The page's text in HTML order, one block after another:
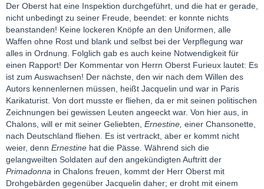
Der Oberst hat eine Inspektion durchgeführt, und die hat er gerade,
nicht unbedingt zu seiner Freude, beendet: er konnte nichts
beanstanden! Keine lockeren Knöpfe an den Uniformen, alle
Waffen ohne Rost und blank und selbst bei der Verpflegung war
alles in Ordnung. Folglich gab es auch keine Notwendigkeit für
einen Rapport! Der Kommentar von Herrn Oberst Furieux lautet: Es
ist zum Auswachsen! Der nächste, den wir nach dem Willen des
Autors kennenlernen müssen, heißt Jacquelin und war in Paris
Karikaturist. Von dort musste er fliehen, da er mit seinen politischen
Zeichnungen bei gewissen Leuten angeeckt war. Von hier aus, in
Chalons, will er mit seiner Geliebten, Ernestine, einer Chansonette,
nach Deutschland fliehen. Es ist vertrackt, aber er kommt nicht
weier, denn Ernestine hat die Pässe. Während sich die
gelangweilten Soldaten auf den angekündigten Auftritt der
Primadonna in Chalons freuen, kommt der Herr Oberst mit
Drohgebärden gegenüber Jacquelin daher; er droht mit einem